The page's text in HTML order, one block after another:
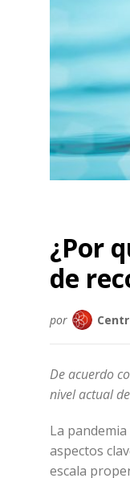
¿Por
de
por
De acuerdo
nivel actual
La
aspectos
escala